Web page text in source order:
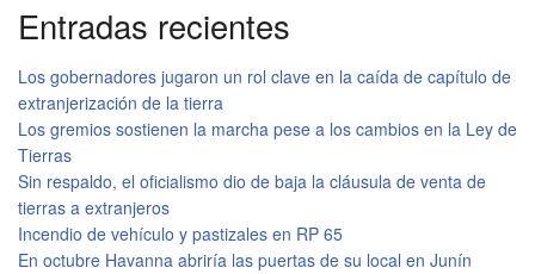
Entradas recientes
Los gobernadores jugaron un rol clave en la caída de capítulo de
extranjerización de la tierra
Los gremios sostienen la marcha pese a los cambios en la Ley de
Tierras
Sin respaldo, el oficialismo dio de baja la cláusula de venta de
tierras a extranjeros
Incendio de vehículo y pastizales en RP 65
En octubre Havanna abriría las puertas de su local en Junín